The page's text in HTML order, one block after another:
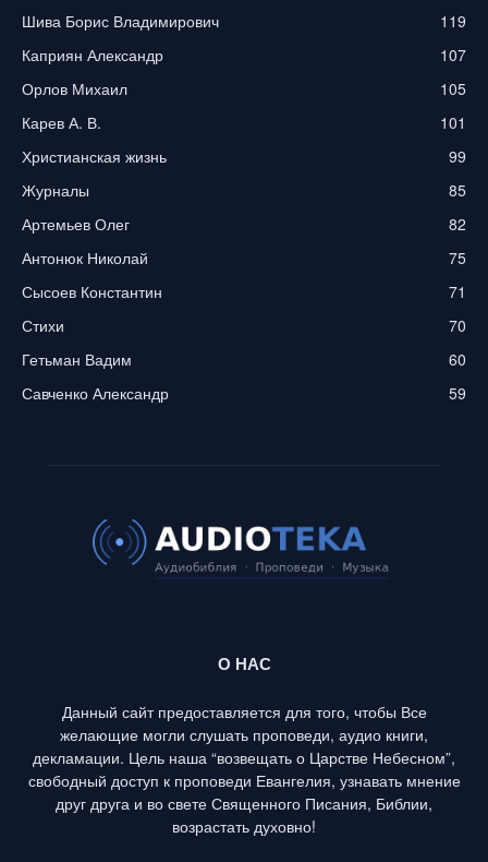
Шива Борис Владимирович
119
Каприян Александр
107
Орлов Михаил
105
Карев А. В.
101
Христианская жизнь
99
Журналы
85
Артемьев Олег
82
Антонюк Николай
75
Сысоев Константин
71
Стихи
70
Гетьман Вадим
60
Савченко Александр
59
О НАС
Данный сайт предоставляется для того, чтобы Все
желающие могли слушать проповеди, аудио книги,
декламации. Цель наша “возвещать о Царстве Небесном”,
свободный доступ к проповеди Евангелия, узнавать мнение
друг друга и во свете Священного Писания, Библии,
возрастать духовно!